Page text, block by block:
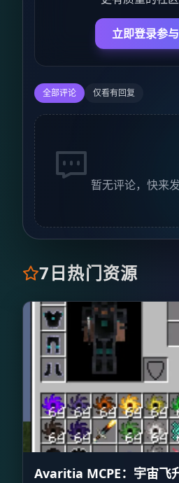
立即登录参
全部评论 仅看有回复
暂无评论，快来
7日热门资源
Avaritia MCPE：宇宙飞